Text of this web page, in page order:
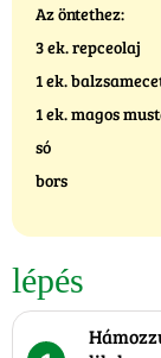
Az öntethez:
3 ek. repceolaj
1 ek.
1 ek. magos
só
bors
lépés